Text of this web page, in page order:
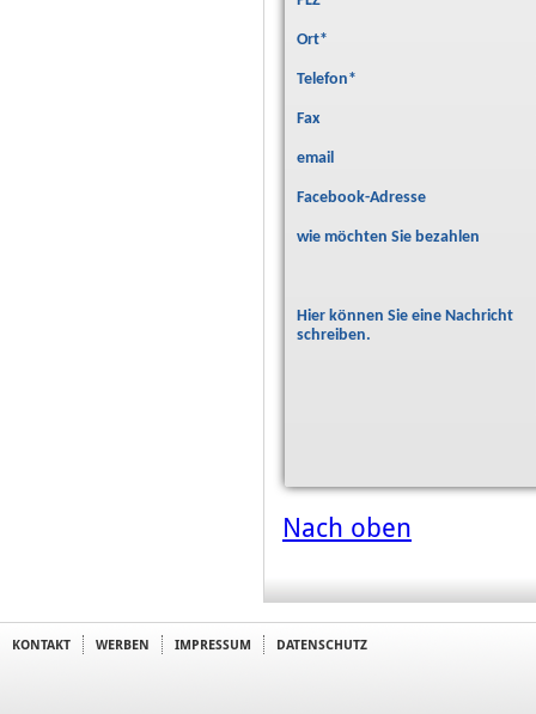
Ort*
Telefon*
Fax
email
Facebook-Adresse
wie möchten Sie bezahlen
Hier können Sie eine Nachricht
schreiben.
Nach oben
KONTAKT WERBEN IMPRESSUM DATENSCHUTZ